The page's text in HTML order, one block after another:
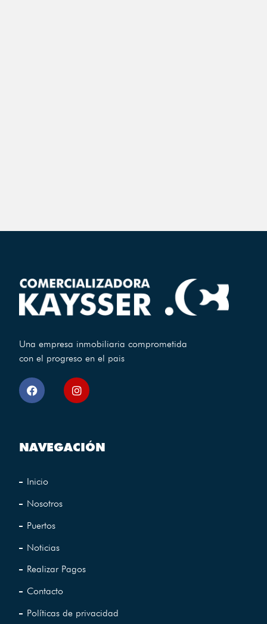
Una empresa inmobiliaria comprometida
con el progreso en el pais
NAVEGACIÓN
Inicio
Nosotros
Puertos
Noticias
Realizar Pagos
Contacto
Políticas de privacidad